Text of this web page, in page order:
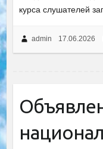
курса слушателей
admin 17.06.2026